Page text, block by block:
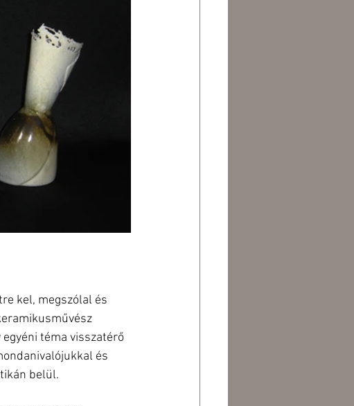
kel, megszólal és
téma visszatérő
és
belül.